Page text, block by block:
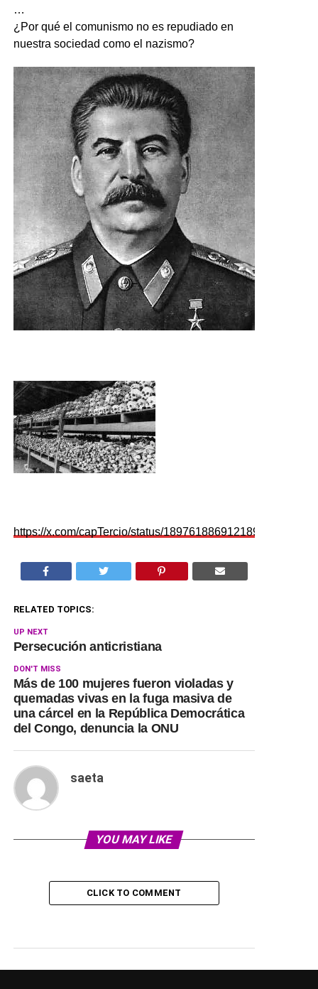
…
¿Por qué el comunismo no es repudiado en
nuestra sociedad como el nazismo?
https://x.com/capTercio/status/1897618869121896555/
RELATED TOPICS:
UP NEXT
Persecución anticristiana
DON'T MISS
Más de 100 mujeres fueron violadas y
quemadas vivas en la fuga masiva de
una cárcel en la República Democrática
del Congo, denuncia la ONU
saeta
YOU MAY LIKE
CLICK TO COMMENT